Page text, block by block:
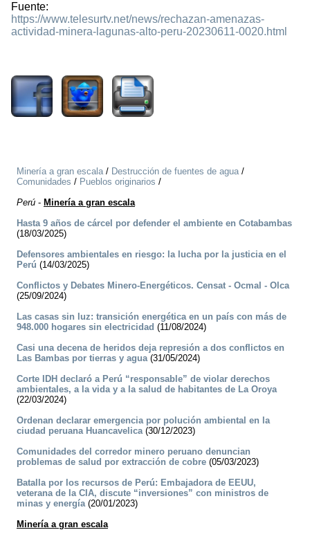
Fuente:
https://www.telesurtv.net/news/rechazan-amenazas-
actividad-minera-lagunas-alto-peru-20230611-0020.html
Minería a gran escala/ Destrucción de fuentes de agua/
Comunidades / Pueblos originarios /
Perú - Minería a gran escala
Hasta 9 años de cárcel por defender el ambiente en Cotabambas
(18/03/2025)
Defensores ambientales en riesgo: la lucha por la justicia en el
Perú (14/03/2025)
Conflictos y Debates Minero-Energéticos. Censat - Ocmal - Olca
(25/09/2024)
Las casas sin luz: transición energética en un país con más de
948.000 hogares sin electricidad (11/08/2024)
Casi una decena de heridos deja represión a dos conflictos en
Las Bambas por tierras y agua(31/05/2024)
Corte IDH declaró a Perú “responsable” de violar derechos
ambientales, a la vida y a la salud de habitantes de La Oroya
(22/03/2024)
Ordenan declarar emergencia por polución ambiental en la
ciudad peruana Huancavelica(30/12/2023)
Comunidades del corredor minero peruano denuncian
problemas de salud por extracción de cobre (05/03/2023)
Batalla por los recursos de Perú: Embajadora de EEUU,
veterana de la CIA, discute “inversiones” con ministros de
minas y energía(20/01/2023)
Minería a gran escala